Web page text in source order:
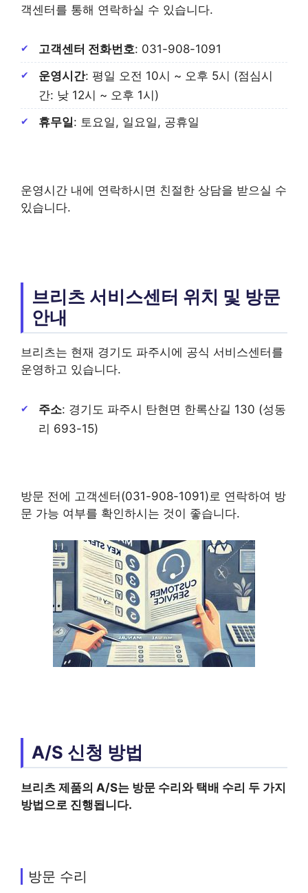
객센터를 통해 연락하실 수 있습니다.
고객센터 전화번호: 031-908-1091
운영시간: 평일 오전 10시 ~ 오후 5시 (점심시
간: 낮 12시 ~ 오후 1시)
휴무일: 토요일, 일요일, 공휴일
운영시간 내에 연락하시면 친절한 상담을 받으실 수
있습니다.
브리츠 서비스센터 위치 및 방문
안내
브리츠는 현재 경기도 파주시에 공식 서비스센터를
운영하고 있습니다.
주소: 경기도 파주시 탄현면 한록산길 130 (성동
리 693-15)
방문 전에 고객센터(031-908-1091)로 연락하여 방
문 가능 여부를 확인하시는 것이 좋습니다.
A/S 신청 방법
브리츠 제품의 A/S는 방문 수리와 택배 수리 두 가지
방법으로 진행됩니다.
방문 수리